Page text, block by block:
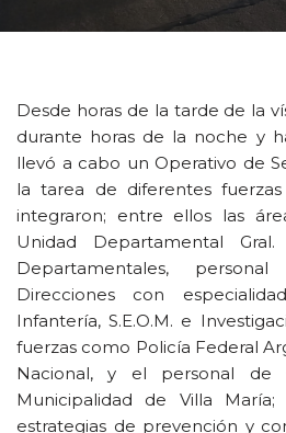
Desde horas de la tarde de la
durante horas de la noche y
llevó a cabo un Operativo de
la tarea de diferentes
integraron; entre ellos las
Unidad Departamental
Departamentales,
Direcciones con
Infantería, S.E.O.M. e
fuerzas como Policía Federal
Nacional, y el personal de
Municipalidad de Villa
estrategias de prevención y